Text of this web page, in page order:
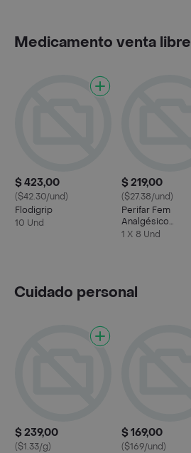
Medicamento venta libre
$ 423,00
($42.30/und)
Flodigrip
10 Und
$ 219,00
($27.38/und)
Perifar Fem
Analgésico
Descongestivo
1 X 8 Und
Cuidado personal
$ 239,00
($1.33/g)
$ 169,00
($169/und)